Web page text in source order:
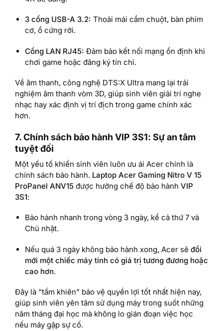
3 cổng USB-A 3.2: Thoải mái cắm chuột, bàn phím
cơ, ổ cứng rời.
Cổng LAN RJ45: Đảm bảo kết nối mạng ổn định khi
chơi game hoặc đăng ký tín chỉ.
Về âm thanh, công nghệ DTS:X Ultra mang lại trải
nghiệm âm thanh vòm 3D, giúp sinh viên giải trí nghe
nhạc hay xác định vị trí địch trong game chính xác
hơn.
7. Chính sách bảo hành VIP 3S1: Sự an tâm
tuyệt đối
Một yếu tố khiến sinh viên luôn ưu ái Acer chính là
chính sách bảo hành. Laptop Acer Gaming Nitro V 15
ProPanel ANV15 được hưởng chế độ bảo hành VIP
3S1:
Bảo hành nhanh trong vòng 3 ngày, kể cả thứ 7 và
Chủ nhật.
Nếu quá 3 ngày không bảo hành xong, Acer sẽ đổi
mới một chiếc máy tính có giá trị tương đương hoặc
cao hơn.
Đây là “tấm khiên” bảo vệ quyền lợi tốt nhất hiện nay,
giúp sinh viên yên tâm sử dụng máy trong suốt những
năm tháng đại học mà không lo gián đoạn việc học
nếu máy gặp sự cố.